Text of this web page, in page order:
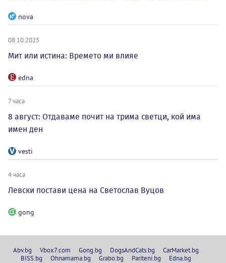
nova
08.10.2025
Мит или истина: Времето ми влияе
edna
7 часа
8 август: Отдаваме почит на трима светци, кой има
имен ден
vesti
4 часа
Левски постави цена на Светослав Вуцов
gong
Abv.bg Vbox7.com Gong.bg DogsAndCats.bg
CarMarket.bg
BISS.bg
Ohnamama.bg Grabo.bg Pariteni.bg
Edna.bg